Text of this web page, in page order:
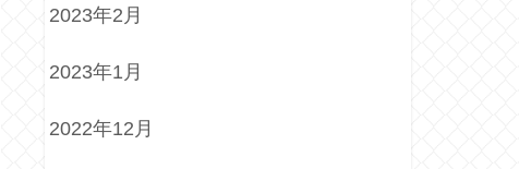
2023年2月
2023年1月
2022年12月